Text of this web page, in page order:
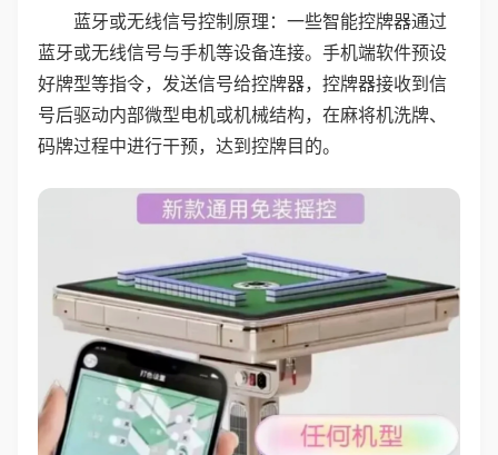
蓝牙或无线信号控制原理：一些智能控牌器通过
蓝牙或无线信号与手机等设备连接。手机端软件预设
好牌型等指令，发送信号给控牌器，控牌器接收到信
号后驱动内部微型电机或机械结构，在麻将机洗牌、
码牌过程中进行干预，达到控牌目的。